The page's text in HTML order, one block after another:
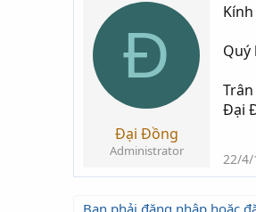
Đ
Đại Đồng
Administrator
Quý
Đại
22/4/
Bạn phải đăng nhập hoặc